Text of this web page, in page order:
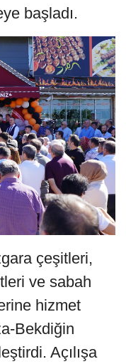
başladı.
çeşitleri,
ve sabah
hizmet
Bekdiğin
Açılışa